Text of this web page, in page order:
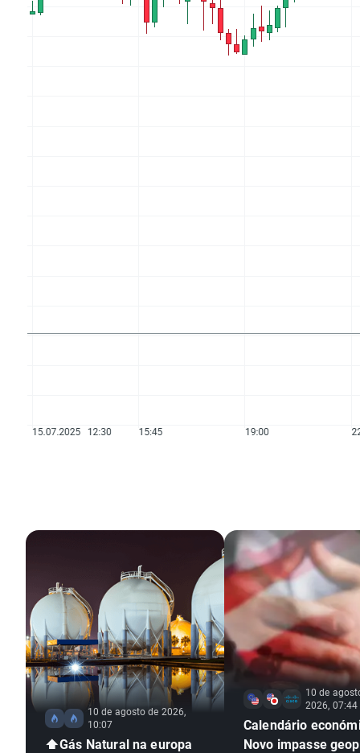
10 de agosto de 2026,
10:07
⬆️Gás Natural na europa
10 de
2026, 07:44
Calendário
Novo impasse